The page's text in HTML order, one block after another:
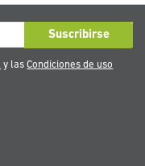
Suscribirse
y lasCondiciones de uso